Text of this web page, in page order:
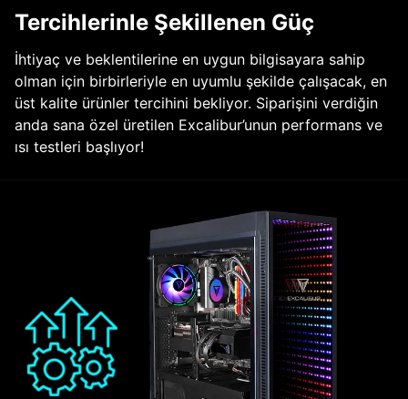
Tercihlerinle Şekillenen Güç
İhtiyaç ve beklentilerine en uygun bilgisayara sahip
olman için birbirleriyle en uyumlu şekilde çalışacak, en
üst kalite ürünler tercihini bekliyor. Siparişini verdiğin
anda sana özel üretilen Excalibur’unun performans ve
ısı testleri başlıyor!